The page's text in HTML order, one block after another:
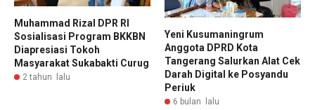
Muhammad Rizal DPR RI
Sosialisasi Program BKKBN
Diapresiasi Tokoh
Masyarakat Sukabakti Curug
2 tahun lalu
Yeni Kusumaningrum
Anggota DPRD Kota
Tangerang Salurkan Alat Cek
Darah Digital ke Posyandu
Periuk
6 bulan lalu